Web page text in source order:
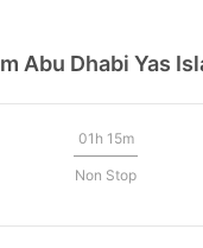
Abu Dhabi Yas
01h 15m
Non Stop